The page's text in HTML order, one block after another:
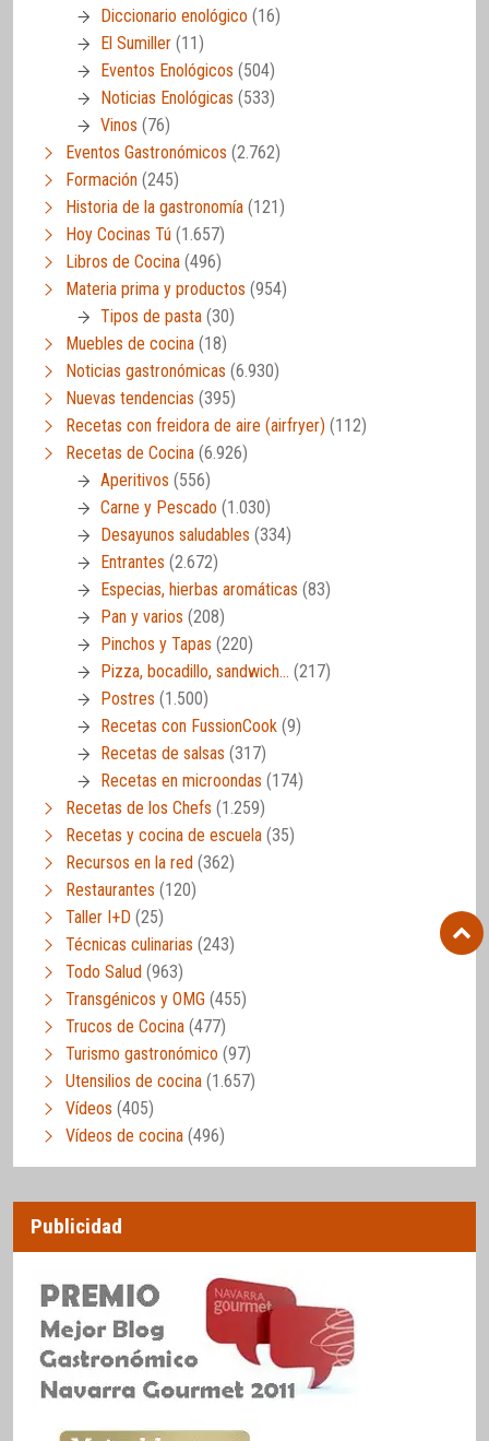
Diccionario enológico (16)
El Sumiller (11)
Eventos Enológicos (504)
Noticias Enológicas (533)
Vinos (76)
Eventos Gastronómicos (2.762)
Formación (245)
Historia de la gastronomía (121)
Hoy Cocinas Tú (1.657)
Libros de Cocina (496)
Materia prima y productos (954)
Tipos de pasta (30)
Muebles de cocina (18)
Noticias gastronómicas (6.930)
Nuevas tendencias (395)
Recetas con freidora de aire (airfryer) (112)
Recetas de Cocina (6.926)
Aperitivos (556)
Carne y Pescado (1.030)
Desayunos saludables (334)
Entrantes (2.672)
Especias, hierbas aromáticas (83)
Pan y varios (208)
Pinchos y Tapas (220)
Pizza, bocadillo, sandwich… (217)
Postres (1.500)
Recetas con FussionCook (9)
Recetas de salsas (317)
Recetas en microondas (174)
Recetas de los Chefs (1.259)
Recetas y cocina de escuela (35)
Recursos en la red (362)
Restaurantes (120)
Taller I+D (25)
Técnicas culinarias (243)
Todo Salud (963)
Transgénicos y OMG (455)
Trucos de Cocina (477)
Turismo gastronómico (97)
Utensilios de cocina (1.657)
Vídeos (405)
Vídeos de cocina (496)
Publicidad